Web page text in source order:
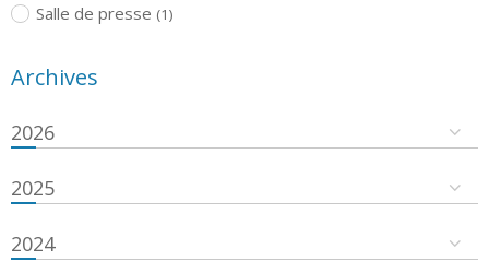
Salle de presse (1)
Archives
2026
2025
2024